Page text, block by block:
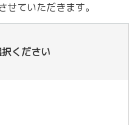
ていただきます。
ください